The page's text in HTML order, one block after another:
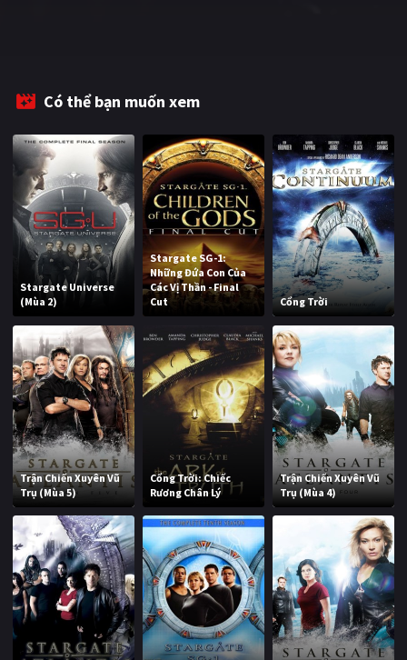
Có thể bạn muốn xem
Stargate Universe
(Mùa 2)
Stargate SG-1:
Những Đứa Con Của
Các Vị Thần - Final
Cut
Cổng Trời
Trận Chiến Xuyên Vũ
Trụ (Mùa 5)
Cổng Trời: Chiếc
Rương Chân Lý
Trận Chiến Xuyên Vũ
Trụ (Mùa 4)